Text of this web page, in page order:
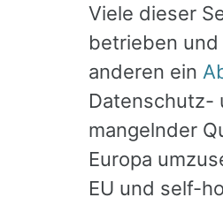
Viele dieser
betrieben
anderen ein
Datenschutz-
mangelnder
Europa
EU und self-